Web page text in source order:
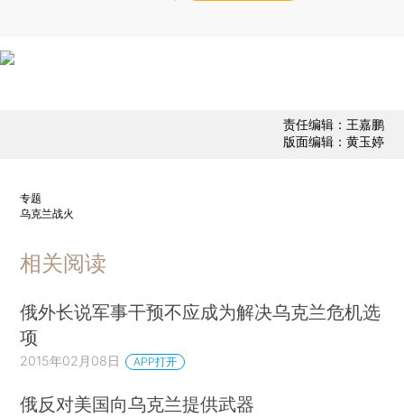
责任编辑：王嘉鹏
版面编辑：黄玉婷
专题
乌克兰战火
相关阅读
俄外长说军事干预不应成为解决乌克兰危机选
项
2015年02月08日 APP打开
俄反对美国向乌克兰提供武器